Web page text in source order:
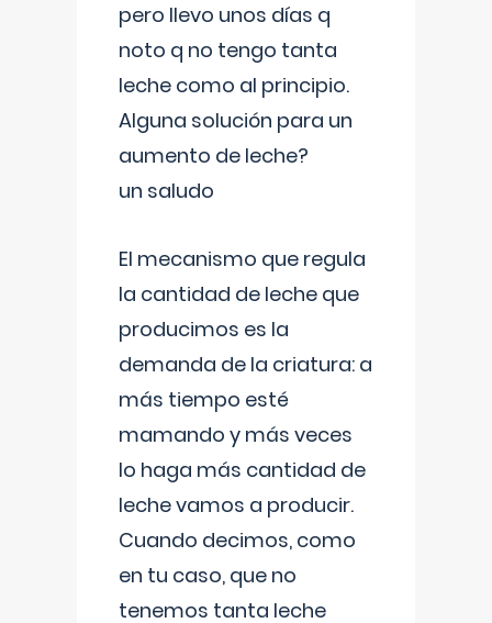
pero llevo unos días q
noto q no tengo tanta
leche como al principio.
Alguna solución para un
aumento de leche?
un saludo
El mecanismo que regula
la cantidad de leche que
producimos es la
demanda de la criatura: a
más tiempo esté
mamando y más veces
lo haga más cantidad de
leche vamos a producir.
Cuando decimos, como
en tu caso, que no
tenemos tanta leche